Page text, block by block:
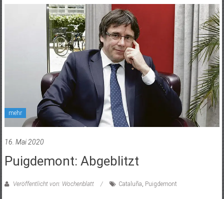
mehr
16. Mai 2020
Puigdemont: Abgeblitzt
Veröffentlicht von: Wochenblatt Cataluña, Puigdemont